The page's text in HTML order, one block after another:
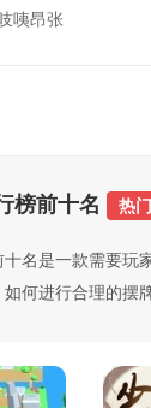
咦昂张
榜前十名 热
名是一款需要玩
何进行合理的摆